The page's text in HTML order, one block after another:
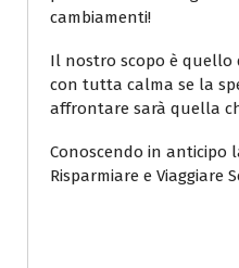
cambiamenti!
Il nostro scopo è
con tutta calma se la
affrontare sarà quella
Conoscendo in anticipo
Risparmiare e Viaggiare